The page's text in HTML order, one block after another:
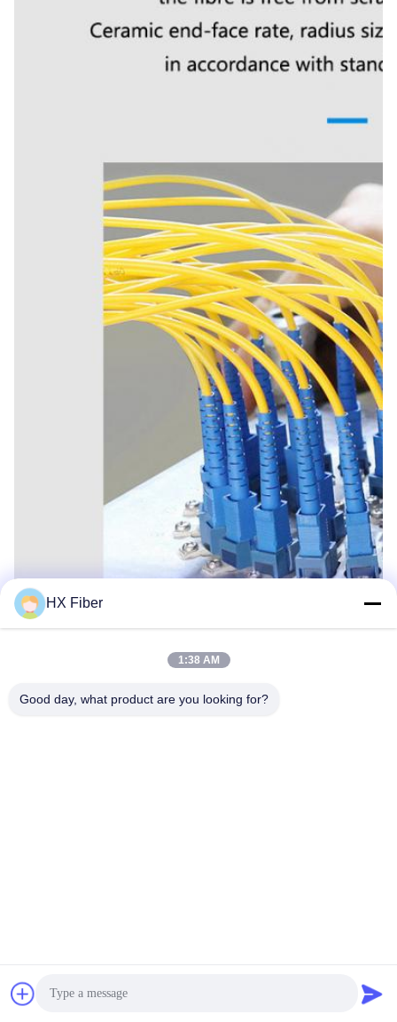
HX Fiber
1:38 AM
Good day, what product are you looking for?